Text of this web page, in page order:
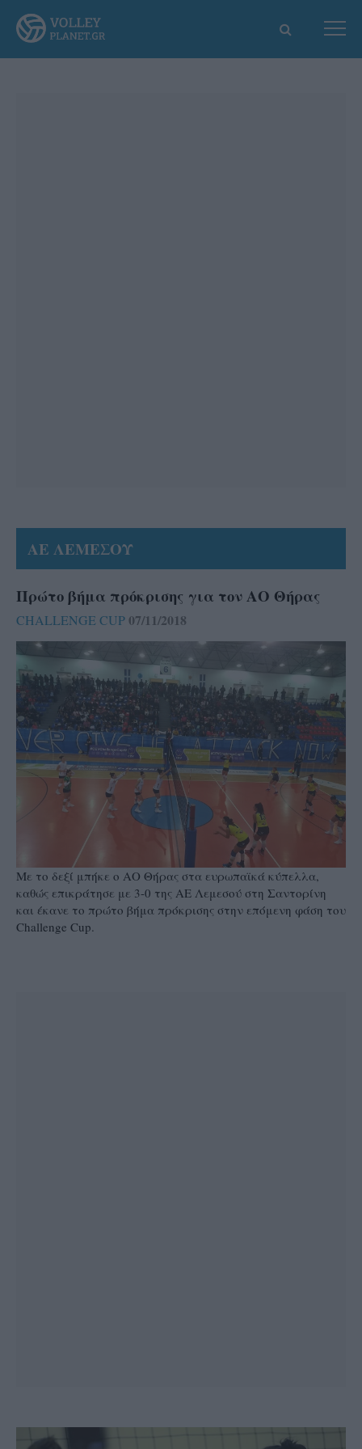
ΑΕ ΛΕΜΕΣΟΥ
Πρώτο βήμα πρόκρισης για τον ΑΟ Θήρας
CHALLENGE CUP 07/11/2018
Με το δεξί μπήκε ο ΑΟ Θήρας στα ευρωπαϊκά κύπελλα,
καθώς επικράτησε με 3-0 της ΑΕ Λεμεσού στη Σαντορίνη
και έκανε το πρώτο βήμα πρόκρισης στην επόμενη φάση του
Challenge Cup.